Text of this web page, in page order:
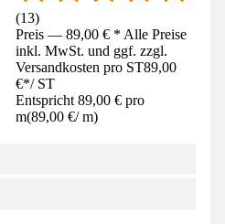
(13)
Preis — 89,00 € * Alle Preise
inkl. MwSt. und ggf. zzgl.
Versandkosten pro ST89,00
€*/ ST
Entspricht 89,00 € pro
m(89,00 €/ m)